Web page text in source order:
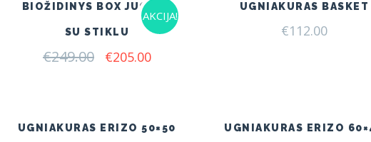
AKCIJA!
BIOŽIDINYS BOX JUODAS
SU STIKLU
€249.00 Original
€205.00Current
UGNIAKURAS BASKET
€112.00
UGNIAKURAS ERIZO 50×50 UGNIAKURAS ERIZO